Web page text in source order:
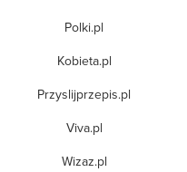
Polki.pl
Kobieta.pl
Przyslijprzepis.pl
Viva.pl
Wizaz.pl